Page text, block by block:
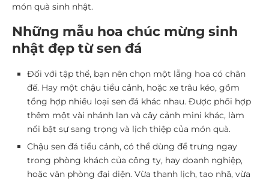
món quà sinh nhật.
Những mẫu hoa chúc mừng sinh
nhật đẹp từ sen đá
Đối với tập thể, bạn nên chọn một lẵng hoa có chân
đế. Hay một chậu tiểu cảnh, hoặc xe trâu kéo, gồm
tổng hợp nhiều loại sen đá khác nhau. Được phối hợp
thêm một vài nhánh lan và cây cảnh mini khác, làm
nổi bật sự sang trọng và lịch thiệp của món quà.
Chậu sen đá tiểu cảnh, có thể dùng để trưng ngay
trong phòng khách của công ty, hay doanh nghiệp,
hoặc văn phòng đại diện. Vừa thanh lịch, tao nhã, vừa